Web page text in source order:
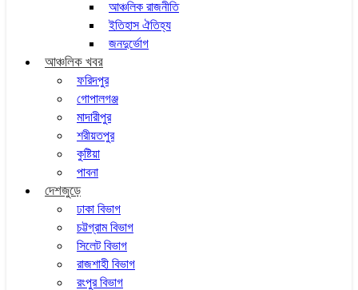
আঞ্চলিক রাজনীতি
ইতিহাস ঐতিহ্য
জনদুর্ভোগ
আঞ্চলিক খবর
ফরিদপুর
গোপালগঞ্জ
মাদারীপুর
শরীয়তপুর
কুষ্টিয়া
পাবনা
দেশজুড়ে
ঢাকা বিভাগ
চট্টগ্রাম বিভাগ
সিলেট বিভাগ
রাজশাহী বিভাগ
রংপুর বিভাগ